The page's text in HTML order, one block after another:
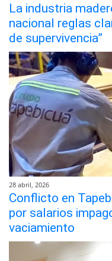
La industria
nacional reglas
de supervivencia”
28 abril, 2026
Conflicto en
por salarios
vaciamiento